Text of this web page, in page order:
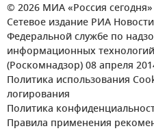
© 2026 МИА «Россия сегодня»
Сетевое издание РИА
Федеральной службе по
информационных
(Роскомнадзор) 08 апреля
Политика использования
логирования
Политика
Правила применения